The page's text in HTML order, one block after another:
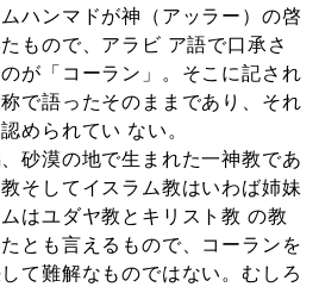
ハンマドが神（アッラー）の啓
もので、アラビ ア語で口承さ
が「コーラン」。そこに記され
で語ったそのままであり、それ
められてい ない。
砂漠の地で生まれた一神教であ
そしてイスラム教はいわば姉妹
はユダヤ教とキリスト教 の教
とも言えるもので、コーランを
て難解なものではない。むしろ